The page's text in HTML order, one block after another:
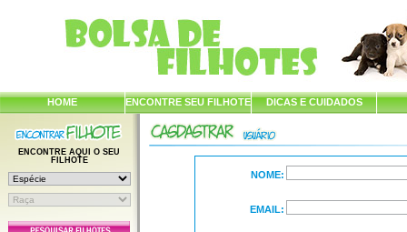
HOME ENCONTRE SEU FILHOTE DICAS E CUIDADOS
ENCONTRE AQUI O SEU
FILHOTE
NOME:
EMAIL: